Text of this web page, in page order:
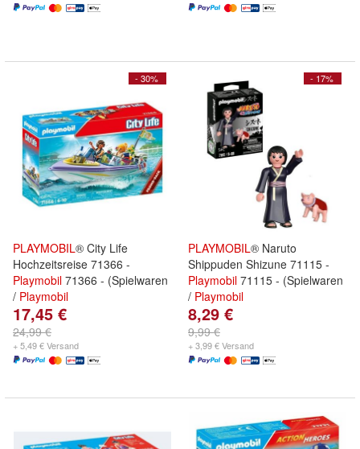
- 30%
PLAYMOBIL® City Life
Hochzeitsreise 71366 -
Playmobil 71366 - (Spielwaren
/ Playmobil
17,45 €
24,99 €
+ 5,49 € Versand
- 17%
PLAYMOBIL® Naruto
Shippuden Shizune 71115 -
Playmobil 71115 - (Spielwaren
/ Playmobil
8,29 €
9,99 €
+ 3,99 € Versand